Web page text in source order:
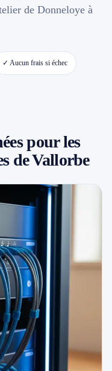
5
de Donneloye à
✓ Aucun frais si échec
pour les
de Vallorbe